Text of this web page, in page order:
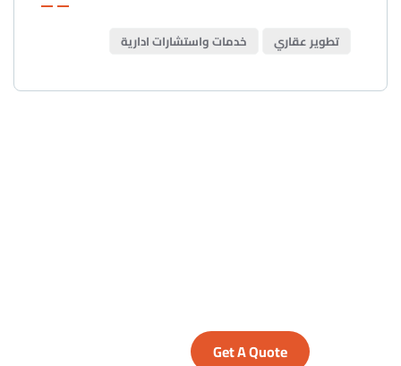
تطوير عقاري خدمات واستشارات ادارية
Get A Quote